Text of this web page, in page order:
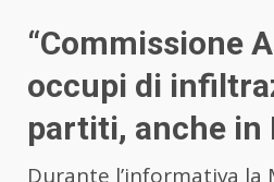
“Commissione
occupi di
partiti, anche in
Durante l’informativa la